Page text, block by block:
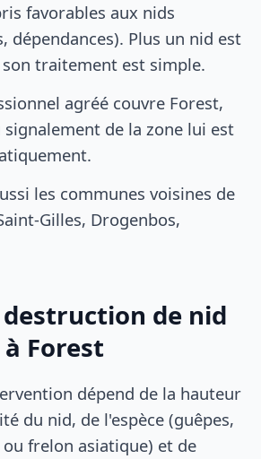
favorables aux nids
dépendances). Plus un nid est
traitement est simple.
agréé couvre Forest,
signalement de la zone lui est
les communes voisines de
Gilles, Drogenbos,
de nid
Forest
dépend de la hauteur
du nid, de l'espèce (guêpes,
frelon asiatique) et de